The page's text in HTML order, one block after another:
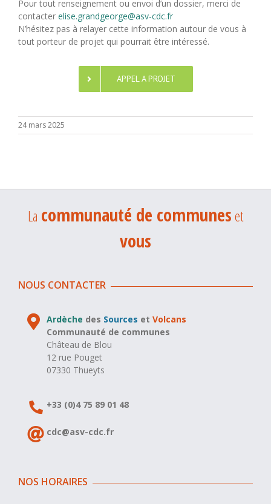
Pour tout renseignement ou envoi d’un dossier, merci de
contacter elise.grandgeorge@asv-cdc.fr
N’hésitez pas à relayer cette information autour de vous à
tout porteur de projet qui pourrait être intéressé.
APPEL A PROJET
24 mars 2025
La communauté de communeset
vous
NOUS CONTACTER
Ardèche des Sources etVolcans
Communauté de communes
Château de Blou
12 rue Pouget
07330 Thueyts
+33 (0)4 75 89 01 48
cdc@asv-cdc.fr
NOS HORAIRES